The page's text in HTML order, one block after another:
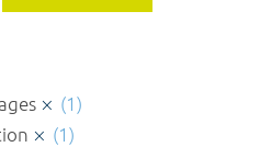
(1)
(1)